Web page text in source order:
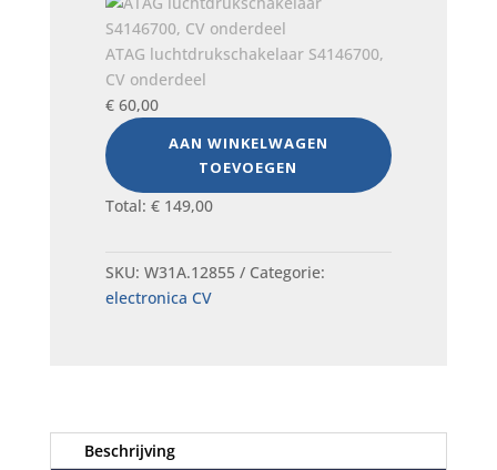
ATAG luchtdrukschakelaar S4146700,
CV onderdeel
€60,00
AAN WINKELWAGEN
TOEVOEGEN
Total: €149,00
SKU: W31A.12855
Categorie:
electronica CV
Beschrijving